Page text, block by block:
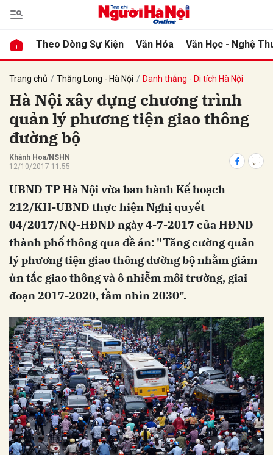
Theo Dòng Sự Kiện Văn Hóa Văn Học - Nghệ
Trang chủ Thăng Long - Hà Nội Danh thắng - Di tích Hà Nội
Hà Nội xây dựng chương trình
quản lý phương tiện giao thông
đường bộ
Khánh Hoa/NSHN
12/10/2017 11:55
UBND TP Hà Nội vừa ban hành Kế hoạch
212/KH-UBND thực hiện Nghị quyết
04/2017/NQ-HĐND ngày 4-7-2017 của HĐND
thành phố thông qua đề án: "Tăng cường quản
lý phương tiện giao thông đường bộ nhằm giảm
ùn tắc giao thông và ô nhiễm môi trường, giai
đoạn 2017-2020, tầm nhìn 2030".
luận